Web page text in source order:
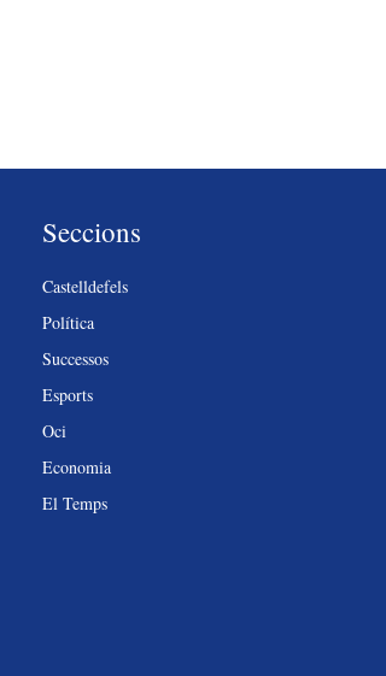
Seccions
Castelldefels
Política
Successos
Esports
Oci
Economia
El Temps